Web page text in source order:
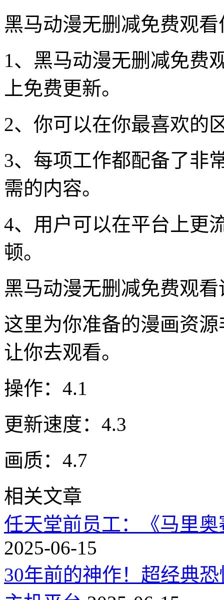
黑马动漫无删减免费观看
1、黑马动漫无删减免费
上免费更新。
2、你可以在你最喜欢的
3、每项工作都配备了非
需的内容。
4、用户可以在平台上更
顿。
黑马动漫无删减免费观看
这里为你准备的漫画资
让你去观看。
操作：4.1
更新速度：4.3
画质：4.7
相关文章
任天堂前员工：《马里
2025-06-15
30年前的神作！超经典